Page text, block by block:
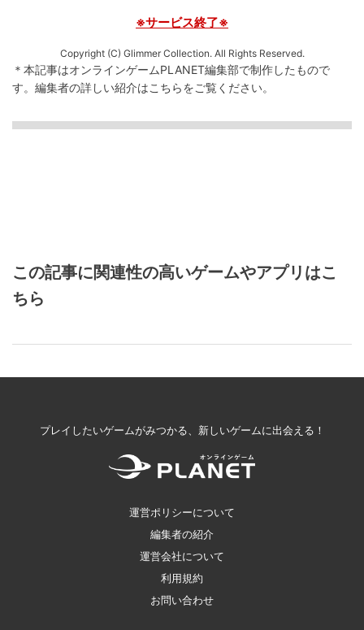
※サービス終了※
Copyright (C) Glimmer Collection. All Rights Reserved.
＊本記事はオンラインゲームPLANET編集部で制作したもので
す。 編集者の詳しい紹介はこちらをご覧ください。
この記事に関連性の高いゲームやアプリはこ
ちら
プレイしたいゲームがみつかる、新しいゲームに出会える！
運営ポリシーについて
編集者の紹介
運営会社について
利用規約
お問い合わせ